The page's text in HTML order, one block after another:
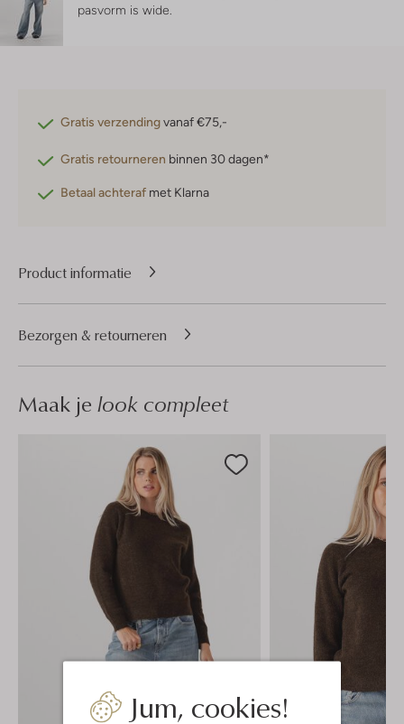
Jum, cookies!
pasvorm is wide
Gratis verzendingvanaf €75,-
Gratis retourneren binnen 30 dagen*
Betaal achteraf met Klarna
Product informatie
Bezorgen & retourneren
Maak je look compleet